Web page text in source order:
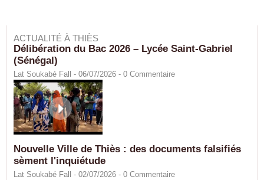
ACTUALITÉ À THIÈS
Délibération du Bac 2026 – Lycée Saint-Gabriel
(Sénégal)
Lat Soukabé Fall - 06/07/2026 - 0 Commentaire
Nouvelle Ville de Thiès : des documents falsifiés
sèment l'inquiétude
Lat Soukabé Fall - 02/07/2026 - 0 Commentaire